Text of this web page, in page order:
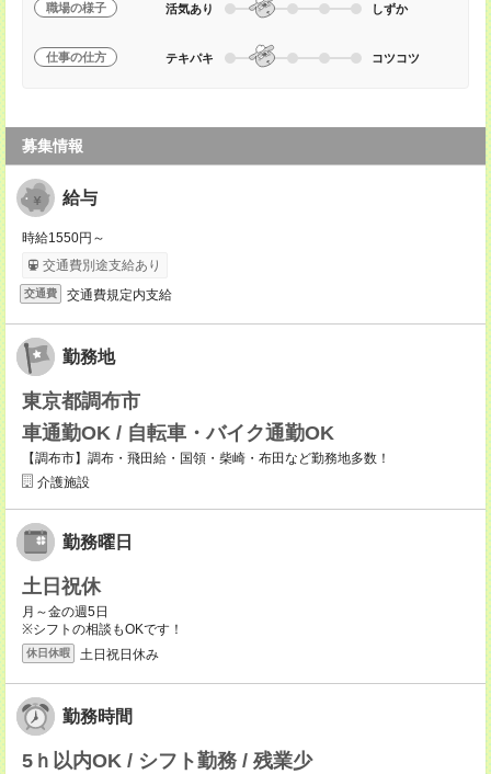
職場の様子 活気あり しずか
仕事の仕方 テキパキ コツコツ
募集情報
給与
時給1550円～
交通費別途支給あり
交通費 交通費規定内支給
勤務地
東京都調布市
車通勤OK / 自転車・バイク通勤OK
【調布市】調布・飛田給・国領・柴崎・布田など勤務地多数！
介護施設
勤務曜日
土日祝休
月～金の週5日
※シフトの相談もOKです！
休日休暇 土日祝日休み
勤務時間
5ｈ以内OK / シフト勤務 / 残業少